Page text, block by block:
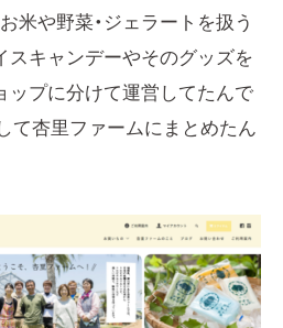
米や野菜・ジェラートを扱う
スキャンデーやそのグッズを
ップに分けて運営してたんで
て杏里ファームにまとめたん